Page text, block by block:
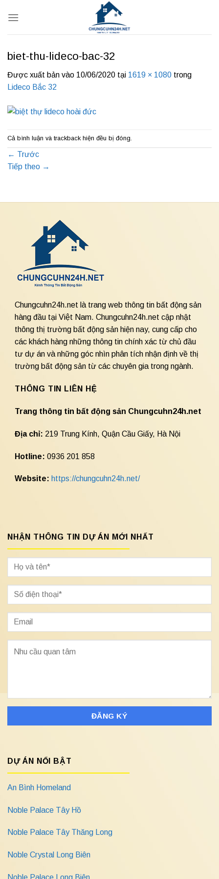
qua
biet-thu-lideco-bac-32
Được xuất bản vào 10/06/2020 tại 1619 × 1080 trong
Lideco Bắc 32
Cả bình luận và trackback hiện đều bị đóng.
← Trước
Tiếp theo →
Chungcuhn24h.net là trang web thông tin bất động sản
hàng đầu tại Việt Nam. Chungcuhn24h.net cập nhật
thông thị trường bất động sản hiện nay, cung cấp cho
các khách hàng những thông tin chính xác từ chủ đầu
tư dự án và những góc nhìn phân tích nhận định về thị
trường bất động sản từ các chuyên gia trong ngành.
THÔNG TIN LIÊN HỆ
Trang thông tin bất động sản Chungcuhn24h.net
Địa chỉ: 219 Trung Kính, Quận Cầu Giấy, Hà Nội
Hotline: 0936 201 858
Website: https://chungcuhn24h.net/
NHẬN THÔNG TIN DỰ ÁN MỚI NHẤT
DỰ ÁN NỔI BẬT
An Bình Homeland
Noble Palace Tây Hồ
Noble Palace Tây Thăng Long
Noble Crystal Long Biên
Noble Palace Long Biên